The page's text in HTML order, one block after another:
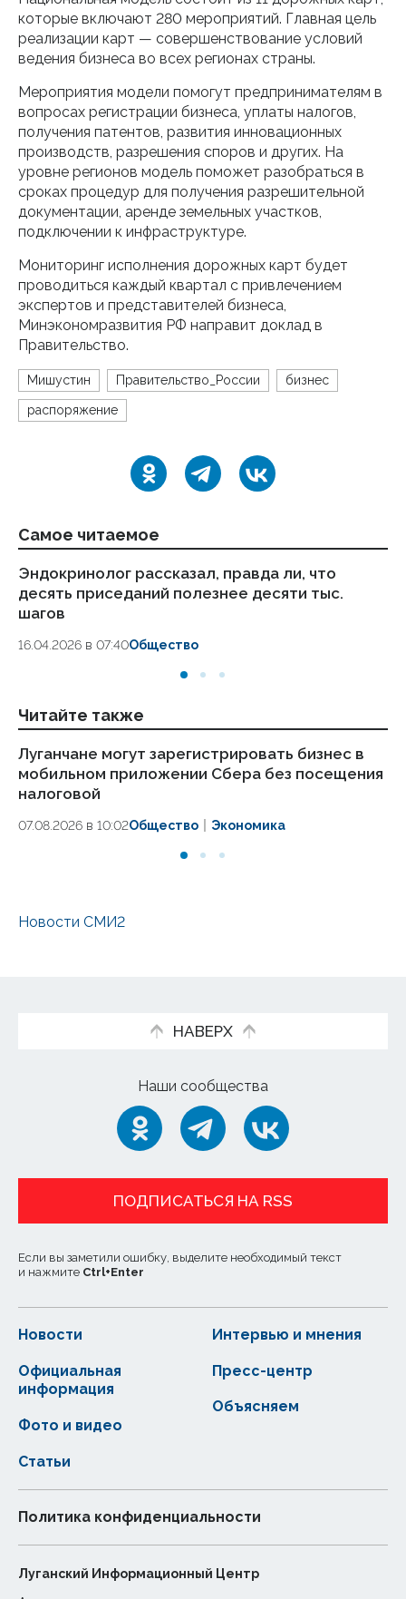
которые включают 280 мероприятий. Главная цель
реализации карт — совершенствование условий
ведения бизнеса во всех регионах страны.
Мероприятия модели помогут предпринимателям в
вопросах регистрации бизнеса, уплаты налогов,
получения патентов, развития инновационных
производств, разрешения споров и других. На
уровне регионов модель поможет разобраться в
сроках процедур для получения разрешительной
документации, аренде земельных участков,
подключении к инфраструктуре.
Мониторинг исполнения дорожных карт будет
проводиться каждый квартал с привлечением
экспертов и представителей бизнеса,
Минэкономразвития РФ направит доклад в
Правительство.
Мишустин Правительство_России бизнес
распоряжение
Самое читаемое
Эндокринолог рассказал, правда ли, что
десять приседаний полезнее десяти тыс.
шагов
16.04.2026 в 07:40Общество
Читайте также
Луганчане могут зарегистрировать бизнес в
мобильном приложении Сбера без посещения
налоговой
07.08.2026 в 10:02Общество Экономика
Новости СМИ2
НАВЕРХ
Наши сообщества
ПОДПИСАТЬСЯ НА RSS
Если вы заметили ошибку, выделите необходимый текст
и нажмите Ctrl+Enter
Новости
Статьи
Официальная
информация
Интервью и мнения
Фото и видео
Пресс-центр
Объясняем
Политика конфиденциальности
Луганский Информационный Центр